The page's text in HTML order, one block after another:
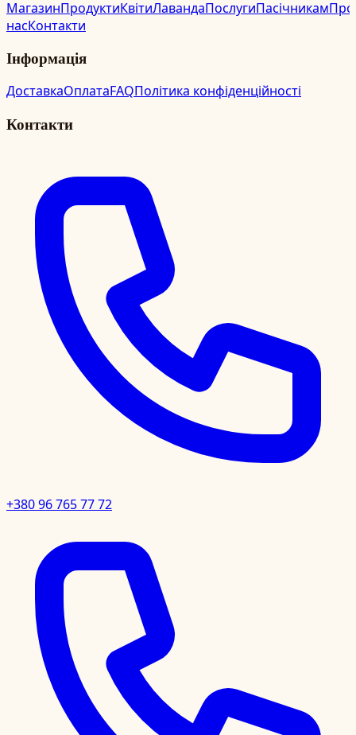
МагазинПродуктиКвітиЛавандаПослугиПасічникамПро
насКонтакти
Інформація
ДоставкаОплатаFAQПолітика конфіденційності
Контакти
+380 96 765 77 72